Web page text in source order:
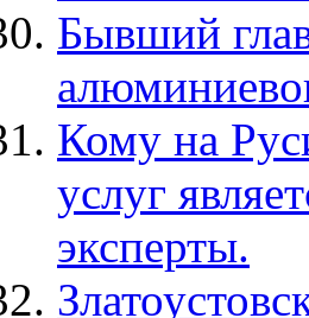
Бывший
Кому на
услуг
эксперты.